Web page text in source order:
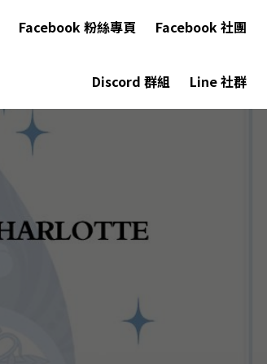
Facebook 粉絲專頁 Facebook 社團
Discord 群組 Line 社群